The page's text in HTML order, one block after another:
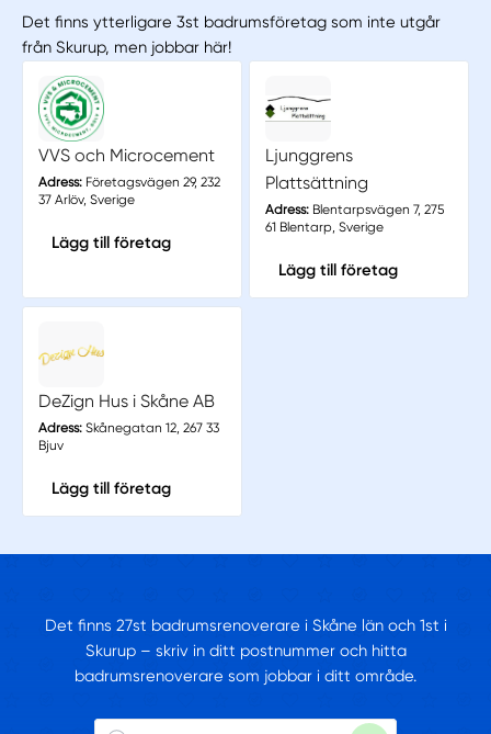
Det finns ytterligare 3st badrumsföretag som inte utgår
från Skurup, men jobbar här!
VVS och Microcement
Adress:Företagsvägen 29, 232
37 Arlöv, Sverige
Lägg till företag
Ljunggrens
Plattsättning
Adress:Blentarpsvägen 7, 275
61 Blentarp, Sverige
Lägg till företag
DeZign Hus i Skåne AB
Adress:Skånegatan 12, 267 33
Bjuv
Lägg till företag
Det finns 27st badrumsrenoverare i Skåne län och 1st i
Skurup – skriv in ditt postnummer och hitta
badrumsrenoverare som jobbar i ditt område.